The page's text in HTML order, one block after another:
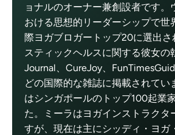
ョナルのオーナー兼創設者です。
おける思想的リーダーシップで世
際ヨガブロガートップ20に選出さ
スティックヘルスに関する彼女の
Journal、CureJoy、
どの国際的な雑誌に掲載されてい
はシンガポールのトップ100起業
た。ミーラはヨガインストラクタ
すが、現在は主にシッディ・ヨガ